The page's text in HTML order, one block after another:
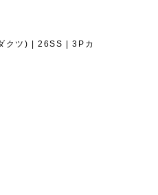
クツ) | 26SS | 3Pカ